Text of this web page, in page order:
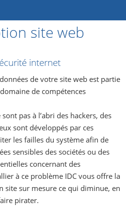
site web
internet
de votre site web est partie
de compétences
pas à l’abri des hackers, des
sont développés par ces
les failles du système afin de
sensibles des sociétés ou des
concernant des
à ce problème IDC vous offre la
site sur mesure ce qui diminue, en
pirater.